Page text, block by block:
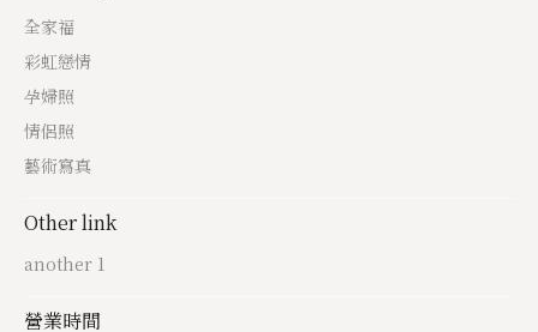
全家福
彩虹戀情
孕婦照
情侶照
藝術寫真
Other link
another 1
營業時間